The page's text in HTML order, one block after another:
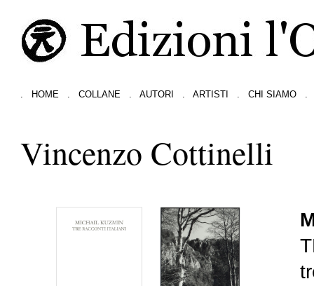
HOME COLLANE AUTORI ARTISTI CHI SIAMO
Vincenzo Cottinelli